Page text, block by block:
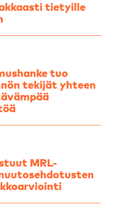
tietyille
tuo
tekijät yhteen
MRL-